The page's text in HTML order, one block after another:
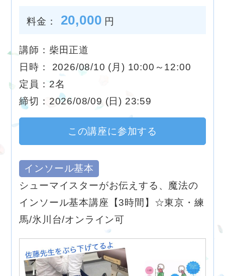
料金： 20,000 円
講師：柴田正道
日時： 2026/08/10 (月) 10:00～12:00
定員：2名
締切：2026/08/09 (日) 23:59
この講座に参加する
インソール基本
シューマイスターがお伝えする、魔法の
インソール基本講座【3時間】☆東京・練
馬/氷川台/オンライン可